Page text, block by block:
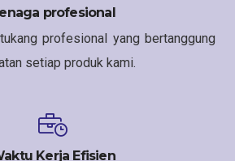
profesional
profesional yang bertanggung
setiap produk kami.
Kerja Efisien